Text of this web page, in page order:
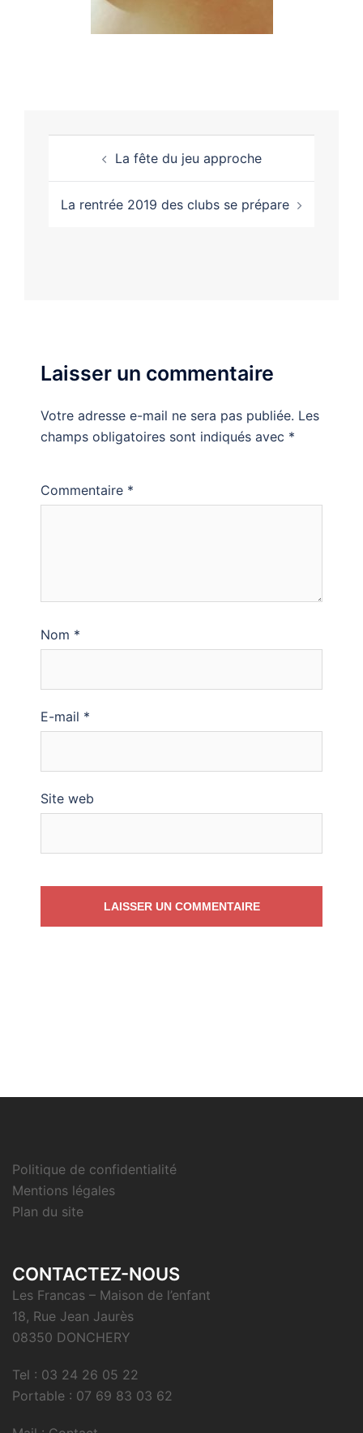
La fête du jeu approche
La rentrée 2019 des clubs se prépare
Laisser un commentaire
Votre adresse e-mail ne sera pas publiée. Les
champs obligatoires sont indiqués avec *
Commentaire *
Nom *
E-mail *
Site web
Politique de confidentialité
Mentions légales
Plan du site
CONTACTEZ-NOUS
Les Francas – Maison de l’enfant
18, Rue Jean Jaurès
08350 DONCHERY
Tel : 03 24 26 05 22
Portable : 07 69 83 03 62